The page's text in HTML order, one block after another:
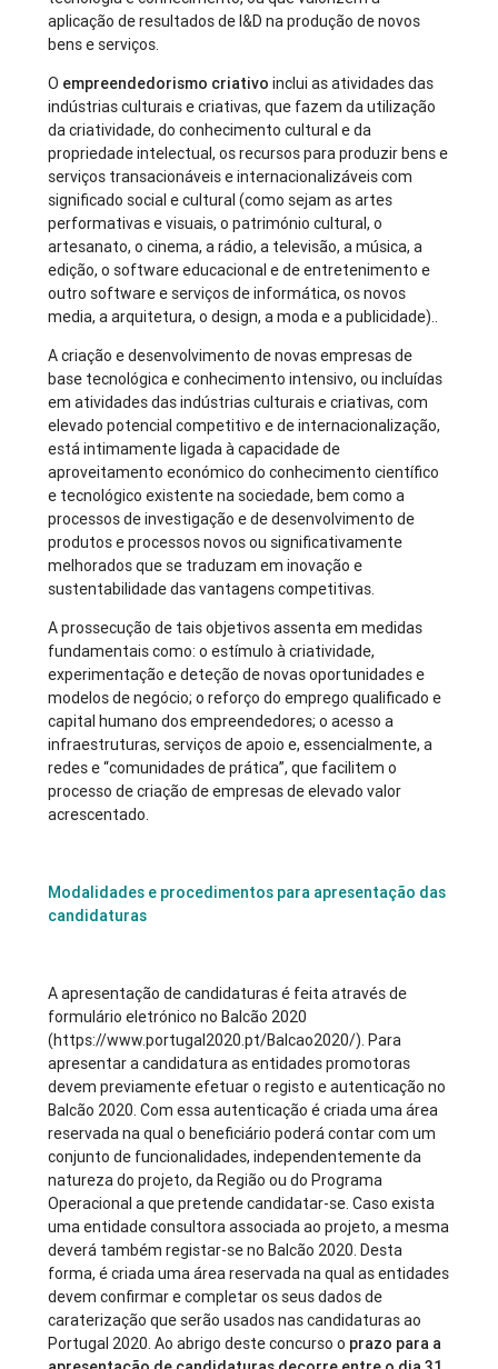
aplicação de resultados de I&D na produção de novos
bens e serviços.
O empreendedorismo criativo inclui as atividades das
indústrias culturais e criativas, que fazem da utilização
da criatividade, do conhecimento cultural e da
propriedade intelectual, os recursos para produzir bens e
serviços transacionáveis e internacionalizáveis com
significado social e cultural (como sejam as artes
performativas e visuais, o património cultural, o
artesanato, o cinema, a rádio, a televisão, a música, a
edição, o software educacional e de entretenimento e
outro software e serviços de informática, os novos
media, a arquitetura, o design, a moda e a publicidade)..
A criação e desenvolvimento de novas empresas de
base tecnológica e conhecimento intensivo, ou incluídas
em atividades das indústrias culturais e criativas, com
elevado potencial competitivo e de internacionalização,
está intimamente ligada à capacidade de
aproveitamento económico do conhecimento científico
e tecnológico existente na sociedade, bem como a
processos de investigação e de desenvolvimento de
produtos e processos novos ou significativamente
melhorados que se traduzam em inovação e
sustentabilidade das vantagens competitivas.
A prossecução de tais objetivos assenta em medidas
fundamentais como: o estímulo à criatividade,
experimentação e deteção de novas oportunidades e
modelos de negócio; o reforço do emprego qualificado e
capital humano dos empreendedores; o acesso a
infraestruturas, serviços de apoio e, essencialmente, a
redes e “comunidades de prática”, que facilitem o
processo de criação de empresas de elevado valor
acrescentado.
Modalidades e procedimentos para apresentação das
candidaturas
A apresentação de candidaturas é feita através de
formulário eletrónico no Balcão 2020
(https://www.portugal2020.pt/Balcao2020/). Para
apresentar a candidatura as entidades promotoras
devem previamente efetuar o registo e autenticação no
Balcão 2020. Com essa autenticação é criada uma área
reservada na qual o beneficiário poderá contar com um
conjunto de funcionalidades, independentemente da
natureza do projeto, da Região ou do Programa
Operacional a que pretende candidatar-se. Caso exista
uma entidade consultora associada ao projeto, a mesma
deverá também registar-se no Balcão 2020. Desta
forma, é criada uma área reservada na qual as entidades
devem confirmar e completar os seus dados de
caraterização que serão usados nas candidaturas ao
Portugal 2020. Ao abrigo deste concurso o prazo para a